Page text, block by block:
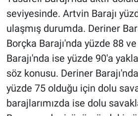
seviyesinde. Artvin Barajı
ulaşmış durumda. Deriner
Borçka Barajı'nda yüzde 88
Barajı'nda ise yüzde 90'a
söz konusu. Deriner
yüzde 75 olduğu için dolu
barajlarımızda ise dolu